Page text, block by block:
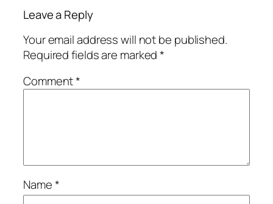
Leave a Reply
Your email address will not be published.
Required fields are marked*
Comment*
Name*